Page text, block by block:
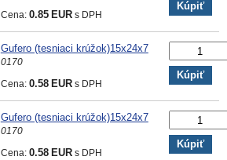
Cena: 0.85 EURs DPH
Kúpiť
Gufero (tesniaci krúžok)15x24x7
0170
Cena: 0.58 EURs DPH
Kúpiť
Gufero (tesniaci krúžok)15x24x7
0170
Cena: 0.58 EURs DPH
Kúpiť